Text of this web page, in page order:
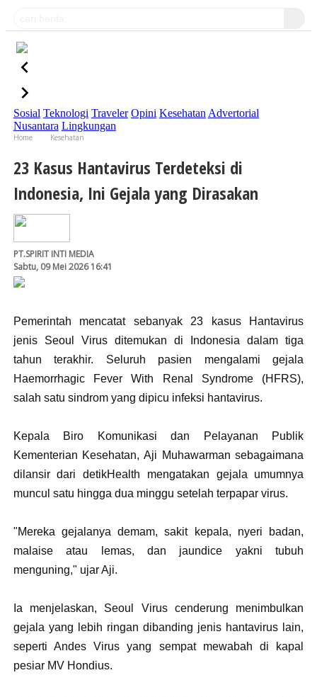
Sosial Teknologi Traveler Opini Kesehatan Advertorial
Nusantara Lingkungan
Home
Kesehatan
23 Kasus Hantavirus Terdeteksi di
Indonesia, Ini Gejala yang Dirasakan
PT.SPIRIT INTI MEDIA
Sabtu, 09 Mei 2026 16:41
Pemerintah mencatat sebanyak 23 kasus Hantavirus
jenis Seoul Virus ditemukan di Indonesia dalam tiga
tahun terakhir. Seluruh pasien mengalami gejala
Haemorrhagic Fever With Renal Syndrome (HFRS),
salah satu sindrom yang dipicu infeksi hantavirus.
Kepala Biro Komunikasi dan Pelayanan Publik
Kementerian Kesehatan, Aji Muhawarman sebagaimana
dilansir dari detikHealth mengatakan gejala umumnya
muncul satu hingga dua minggu setelah terpapar virus.
"Mereka gejalanya demam, sakit kepala, nyeri badan,
malaise atau lemas, dan jaundice yakni tubuh
menguning," ujar Aji.
Ia menjelaskan, Seoul Virus cenderung menimbulkan
gejala yang lebih ringan dibanding jenis hantavirus lain,
seperti Andes Virus yang sempat mewabah di kapal
pesiar MV Hondius.